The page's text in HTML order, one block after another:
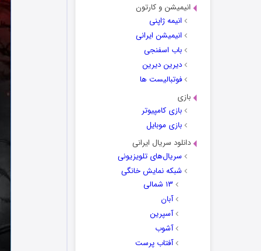
انیمیشن و کارتون
انیمه ژاپنی
انیمیشن ایرانی
باب اسفنجی
دیرین دیرین
فوتبالیست ها
بازی
بازی کامپیوتر
بازی موبایل
دانلود سریال ایرانی
سریال‌های تلویزیونی
شبکه نمایش خانگی
۱۳ شمالی
آبان
آسپرین
آشوب
آفتاب پرست